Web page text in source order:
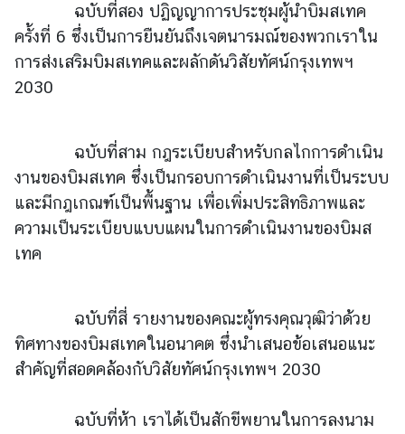
ไ
ท
ย
เ
ซี
ย
ข่
า
ฉบับที่สอง ปฏิญญาการประชุมผู้นำบิมสเทค
ครั้งที่ 6 ซึ่งเป็นการยืนยันถึงเจตนารมณ์ของพวกเราใน
การส่งเสริมบิมสเทคและผลักดันวิสัยทัศน์กรุงเทพฯ
2030
ฉบับที่สาม กฎระเบียบสำหรับกลไกการดำเนิน
งานของบิมสเทค ซึ่งเป็นกรอบการดำเนินงานที่เป็นระบบ
และมีกฎเกณฑ์เป็นพื้นฐาน เพื่อเพิ่มประสิทธิภาพและ
ความเป็นระเบียบแบบแผนในการดำเนินงานของบิมส
เทค
ฉบับที่สี่ รายงานของคณะผู้ทรงคุณวุฒิว่าด้วย
ทิศทางของบิมสเทคในอนาคต ซึ่งนำเสนอข้อเสนอแนะ
สำคัญที่สอดคล้องกับวิสัยทัศน์กรุงเทพฯ 2030
ฉบับที่ห้า เราได้เป็นสักขีพยานในการลงนาม